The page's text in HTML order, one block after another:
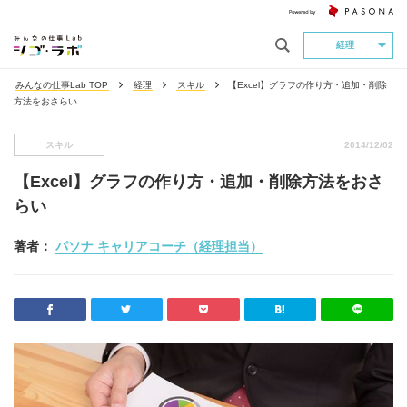
経理
みんなの仕事Lab TOP 経理 スキル
【Excel】グラフの作り方・追加・削除
方法をおさらい
スキル 2014/12/02
【Excel】グラフの作り方・追加・削除方法をおさ
らい
著者： パソナ キャリアコーチ（経理担当）